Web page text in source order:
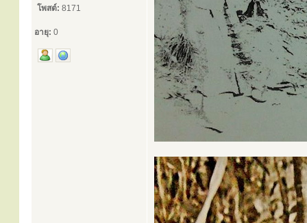
โพสต์: 8171
อายุ: 0